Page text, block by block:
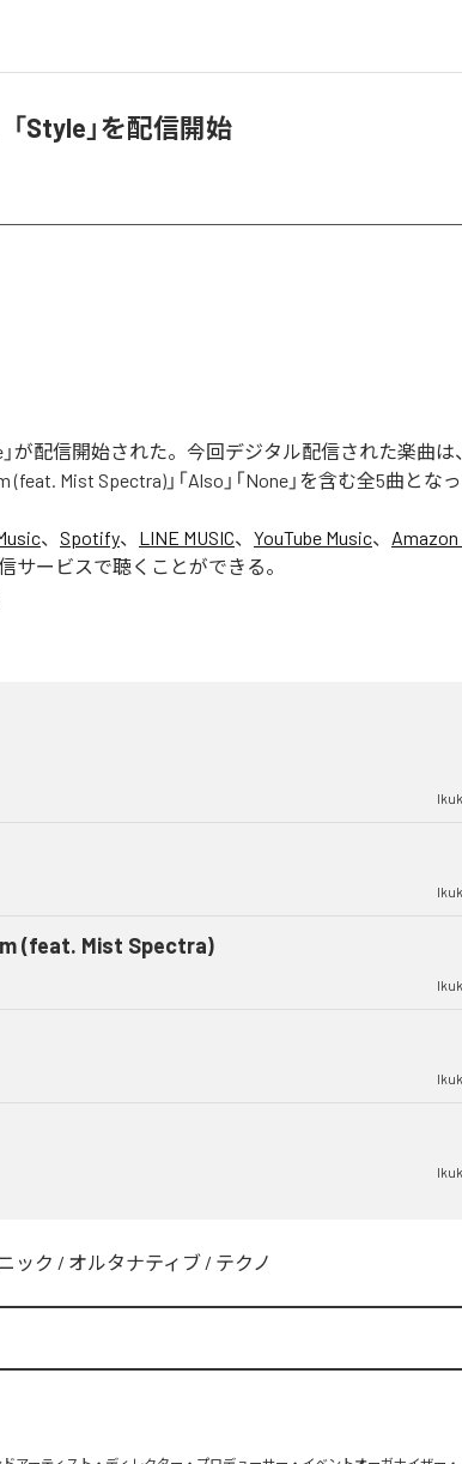
Style」を配信開始
が配信開始された。今回デジタル配信された楽曲は、
(feat. Mist Spectra)」「Also」「None」を含む全5曲とな
、 Spotify、 LINE MUSIC、 YouTube Music、
サービスで聴くことができる。
(feat. Mist Spectra)
ック / オルタナティブ / テクノ